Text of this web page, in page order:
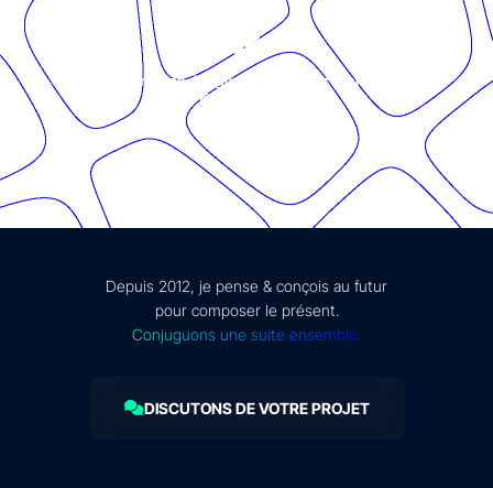
© Présent Composé design - 2024 - Tous droits réservés -
mentions légales
Depuis 2012, je pense & conçois au futur
pour composer le présent.
Conjuguons une suite ensemble.
DISCUTONS DE VOTRE PROJET